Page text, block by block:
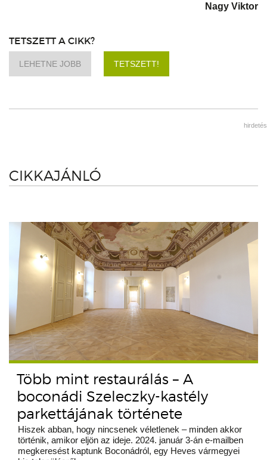
Nagy Viktor
TETSZETT A CIKK?
LEHETNE JOBB TETSZETT!
hirdetés
CIKKAJÁNLÓ
Több mint restaurálás – A
boconádi Szeleczky-kastély
parkettájának története
Hiszek abban, hogy nincsenek véletlenek – minden akkor
történik, amikor eljön az ideje. 2024. január 3-án e-mailben
megkeresést kaptunk Boconádról, egy Heves vármegyei